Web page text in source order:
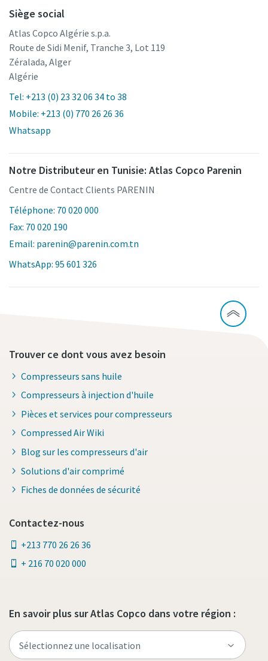
Siège social
Atlas Copco Algérie s.p.a.
Route de Sidi Menif, Tranche 3, Lot 119
Zéralada, Alger
Algérie
Tel: +213 (0) 23 32 06 34 to 38
Mobile: +213 (0) 770 26 26 36
Whatsapp
Notre Distributeur en Tunisie: Atlas Copco Parenin
Centre de Contact Clients PARENIN
Téléphone: 70 020 000
Fax: 70 020 190
Email: parenin@parenin.com.tn
WhatsApp: 95 601 326
Trouver ce dont vous avez besoin
Compresseurs sans huile
Compresseurs à injection d'huile
Pièces et services pour compresseurs
Compressed Air Wiki
Blog sur les compresseurs d'air
Solutions d'air comprimé
Fiches de données de sécurité
Contactez-nous
+213 770 26 26 36
+ 216 70 020 000
En savoir plus sur Atlas Copco dans votre région :